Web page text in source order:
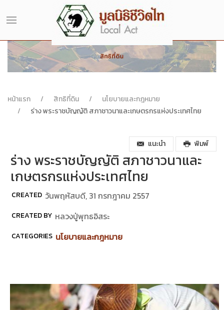
หน้าแรก สิทธิที่ดิน
นโยบายและกฎหมาย
ร่าง พระราชบัญญัติ สภาชาวนาและเกษตรกรแห่งประเทศไทย
แนะนำ พิมพ์
ร่าง พระราชบัญญัติ สภาชาวนาและ
เกษตรกรแห่งประเทศไทย
CREATED วันพฤหัสบดี, 31 กรกฎาคม 2557
CREATED BY หลวงปู่พุทธอิสระ
CATEGORIES นโยบายและกฎหมาย